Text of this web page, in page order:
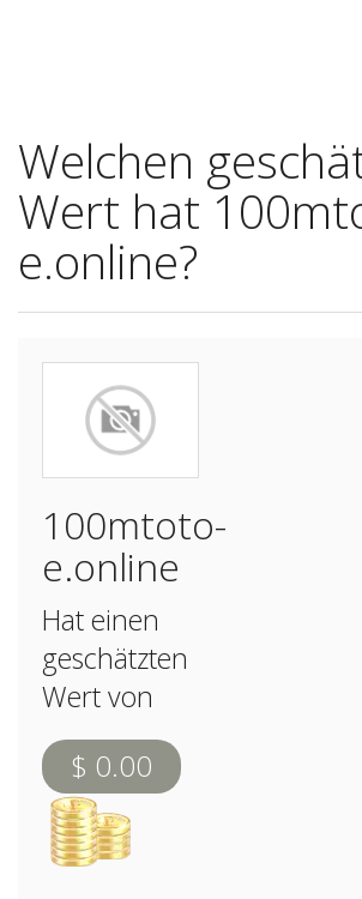
Welchen
Wert hat
e.online?
100mtoto-
e.online
Hat einen
geschätzten
Wert von
$ 0.00